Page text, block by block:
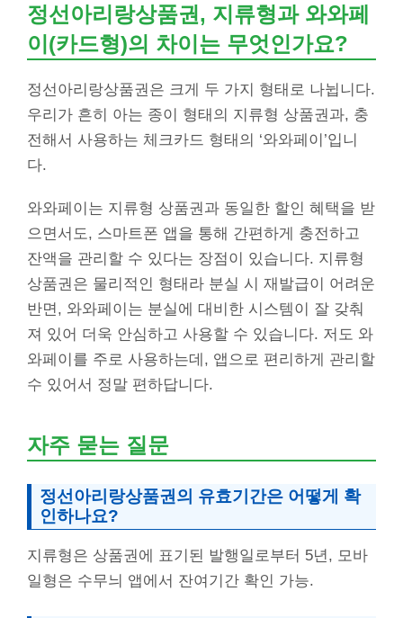
정선아리랑상품권, 지류형과 와와페
이(카드형)의 차이는 무엇인가요?
정선아리랑상품권은 크게 두 가지 형태로 나뉩니다.
우리가 흔히 아는 종이 형태의 지류형 상품권과, 충
전해서 사용하는 체크카드 형태의 ‘와와페이’입니
다.
와와페이는 지류형 상품권과 동일한 할인 혜택을 받
으면서도, 스마트폰 앱을 통해 간편하게 충전하고
잔액을 관리할 수 있다는 장점이 있습니다. 지류형
상품권은 물리적인 형태라 분실 시 재발급이 어려운
반면, 와와페이는 분실에 대비한 시스템이 잘 갖춰
져 있어 더욱 안심하고 사용할 수 있습니다. 저도 와
와페이를 주로 사용하는데, 앱으로 편리하게 관리할
수 있어서 정말 편하답니다.
자주 묻는 질문
정선아리랑상품권의 유효기간은 어떻게 확
인하나요?
지류형은 상품권에 표기된 발행일로부터 5년, 모바
일형은 수무늬 앱에서 잔여기간 확인 가능.